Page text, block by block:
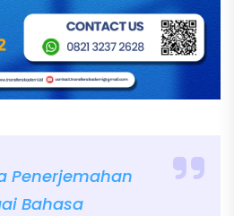
Penerjemahan
Bahasa